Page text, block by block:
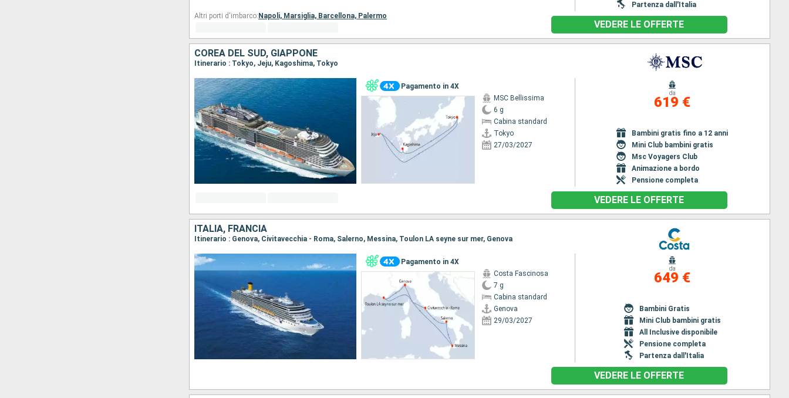
Partenza dall'Italia
Altri porti d'imbarco: Napoli, Marsiglia, Barcellona, Palermo
VEDERE LE OFFERTE
COREA DEL SUD, GIAPPONE
Itinerario : Tokyo, Jeju, Kagoshima, Tokyo
Pagamento in 4X
MSC Bellissima
6 g
Cabina standard
Tokyo
27/03/2027
da
619 €
Bambini gratis fino a 12 anni
Mini Club bambini gratis
Msc Voyagers Club
Animazione a bordo
Pensione completa
VEDERE LE OFFERTE
ITALIA, FRANCIA
Itinerario : Genova, Civitavecchia - Roma, Salerno, Messina, Toulon LA seyne sur mer, Genova
Pagamento in 4X
Costa Fascinosa
7 g
Cabina standard
Genova
29/03/2027
da
649 €
Bambini Gratis
Mini Club bambini gratis
All Inclusive disponibile
Pensione completa
Partenza dall'Italia
VEDERE LE OFFERTE